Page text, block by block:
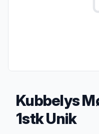
Kubbelys
1stk Unik